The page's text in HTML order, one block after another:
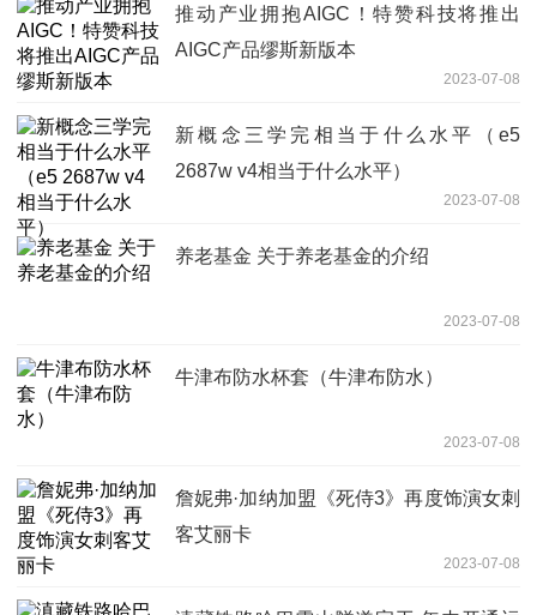
推动产业拥抱AIGC！特赞科技将推出
AIGC产品缪斯新版本
2023-07-08
新概念三学完相当于什么水平（e5
2687w v4相当于什么水平）
2023-07-08
养老基金 关于养老基金的介绍
2023-07-08
牛津布防水杯套（牛津布防水）
2023-07-08
詹妮弗·加纳加盟《死侍3》再度饰演女刺
客艾丽卡
2023-07-08